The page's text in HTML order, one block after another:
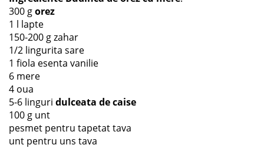
300 gorez
1 l lapte
150-200 g zahar
1/2 lingurita sare
1 fiola esenta vanilie
6 mere
4 oua
5-6 linguri dulceata de caise
100 g unt
pesmet pentru tapetat tava
unt pentru uns tava